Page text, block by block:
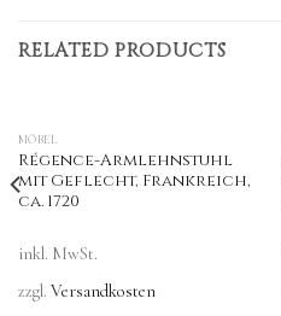
RELATED PRODUCTS
MÖBEL
Régence-Armlehnstuhl
mit Geflecht, Frankreich,
ca. 1720
inkl. MwSt.
zzgl. Versandkosten